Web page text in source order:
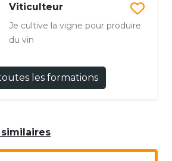
Viticulteur
Je cultive la vigne pour produire
du vin
les formations